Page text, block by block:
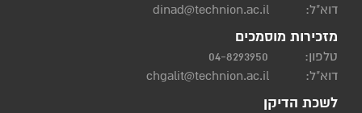
דוא"ל:
dinad@technion.ac.il
מזכירות מוסמכים
טלפון:
04-8293950
דוא"ל:
chgalit@technion.ac.il
לשכת הדיקן